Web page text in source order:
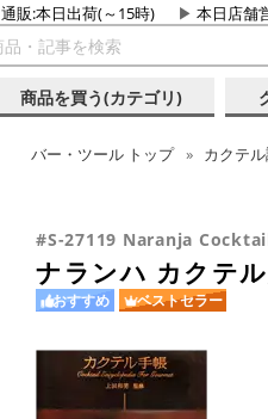
通販:本日出荷(～15時) 本日店舗
商品を買う(カテゴリ)
バー・ツール トップ カクテ
#S-27119 Naranja
ナランハ カクテ
おすすめ ベストセラー